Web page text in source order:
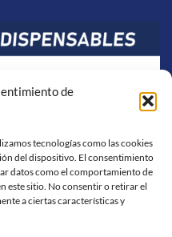
de
tecnologías como las cookies
del dispositivo. El consentimiento
datos como el comportamiento de
este sitio. No consentir o retirar el
a ciertas características y